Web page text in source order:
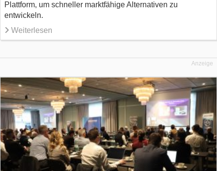
Plattform, um schneller marktfähige Alternativen zu
entwickeln.
Weiterlesen
Anzeige